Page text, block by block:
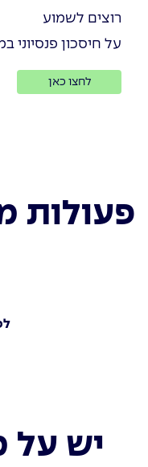
רוצים לשמוע
על חיסכון פנסיוני
לחצו כאן
פעולות
יש על